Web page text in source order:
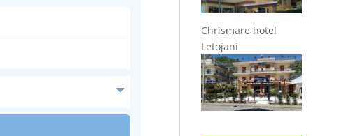
Chrismare hotel
Letojani